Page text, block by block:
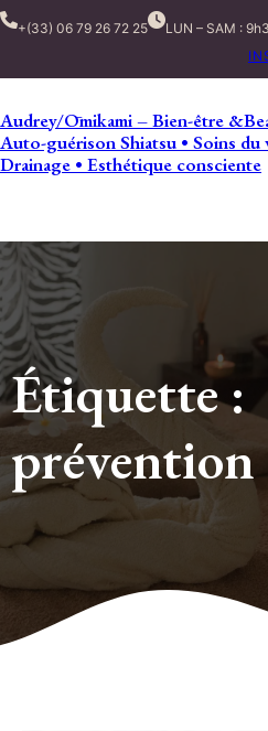
+(33) 06 79 26 72 25
LUN – SAM :
Audrey/Ōmikami – Bien-être
Auto-guérison Shiatsu • Soins du
Drainage • Esthétique consciente
Étiquette :
prévention